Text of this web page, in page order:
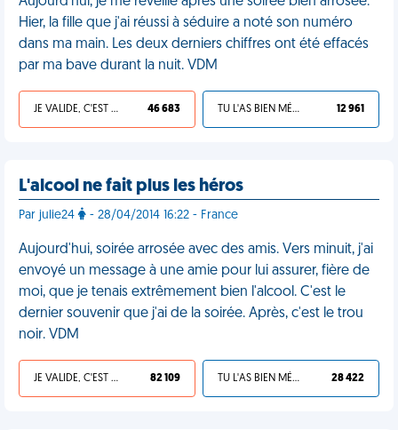
Hier, la fille que j'ai réussi à séduire a noté son numéro
dans ma main. Les deux derniers chiffres ont été effacés
par ma bave durant la nuit. VDM
JE VALIDE, C'EST UNE VDM 46 683 TU L'AS BIEN MÉRITÉ 12 961
L'alcool ne fait plus les héros
Par julie24 - 28/04/2014 16:22 - France
Aujourd'hui, soirée arrosée avec des amis. Vers minuit, j'ai
envoyé un message à une amie pour lui assurer, fière de
moi, que je tenais extrêmement bien l'alcool. C'est le
dernier souvenir que j'ai de la soirée. Après, c'est le trou
noir. VDM
JE VALIDE, C'EST UNE VDM 82 109 TU L'AS BIEN MÉRITÉ 28 422